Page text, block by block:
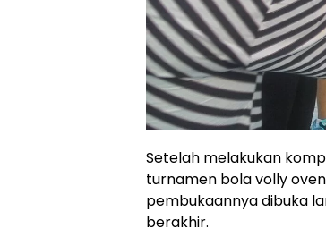
Setelah melakukan
turnamen bola volly
pembukaannya dibuka
berakhir.